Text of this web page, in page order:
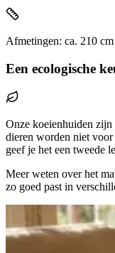
Afmetingen: ca. 210
Een ecologische
Onze koeienhuiden zijn
dieren worden niet
geef je het een tweede
Meer weten over het
zo goed past in